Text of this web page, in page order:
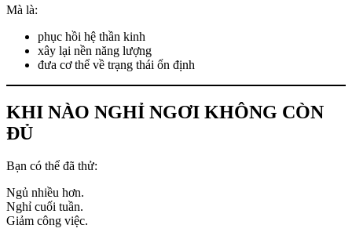
Mà là:
phục hồi hệ thần kinh
xây lại nền năng lượng
đưa cơ thể về trạng thái ổn định
KHI NÀO NGHỈ NGƠI KHÔNG CÒN
ĐỦ
Bạn có thể đã thử:
Ngủ nhiều hơn.
Nghỉ cuối tuần.
Giảm công việc.